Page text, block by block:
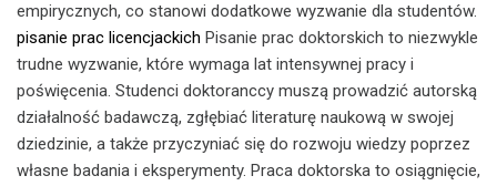
empirycznych, co stanowi dodatkowe wyzwanie dla studentów.
pisanie prac licencjackich Pisanie prac doktorskich to niezwykle
trudne wyzwanie, które wymaga lat intensywnej pracy i
poświęcenia. Studenci doktoranccy muszą prowadzić autorską
działalność badawczą, zgłębiać literaturę naukową w swojej
dziedzinie, a także przyczyniać się do rozwoju wiedzy poprzez
własne badania i eksperymenty. Praca doktorska to osiągnięcie,